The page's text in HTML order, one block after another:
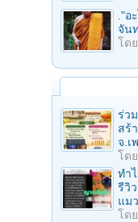
."อ
จัน
โดย
ร่ว
สร้
จ.เ
โดย
ทำ
รีวิ
แม
โดย